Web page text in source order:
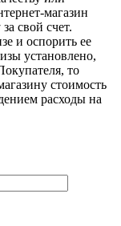
магазин
свой счет.
и оспорить ее
установлено,
то
стоимость
расходы на